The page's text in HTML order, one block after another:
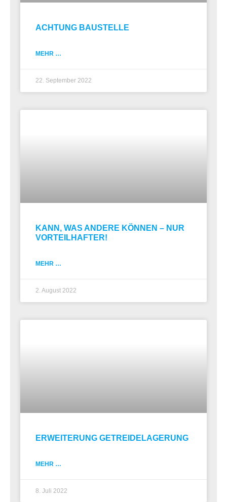
ACHTUNG BAUSTELLE
MEHR …
22. September 2022
KANN, WAS ANDERE KÖNNEN – NUR
VORTEILHAFTER!
MEHR …
2. August 2022
ERWEITERUNG GETREIDELAGERUNG
MEHR …
8. Juli 2022